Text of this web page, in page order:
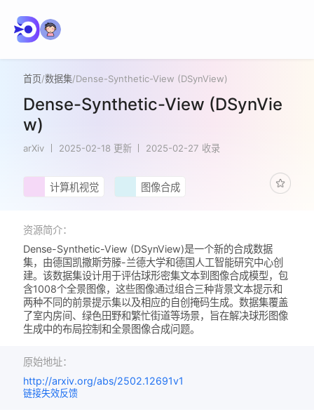
首页/数据集/Dense-Synthetic-View (DSynView)
Dense-Synthetic-View (DSynVie
w)
arXiv 2025-02-18 更新 2025-02-27 收录
计算机视觉 图像合成
资源简介：
Dense-Synthetic-View (DSynView)是一个新的合成数据
集，由德国凯撒斯劳滕-兰德大学和德国人工智能研究中心创
建。该数据集设计用于评估球形密集文本到图像合成模型，包
含1008个全景图像，这些图像通过组合三种背景文本提示和
两种不同的前景提示集以及相应的自创掩码生成。数据集覆盖
了室内房间、绿色田野和繁忙街道等场景，旨在解决球形图像
生成中的布局控制和全景图像合成问题。
原始地址：
http://arxiv.org/abs/2502.12691v1
链接失效反馈